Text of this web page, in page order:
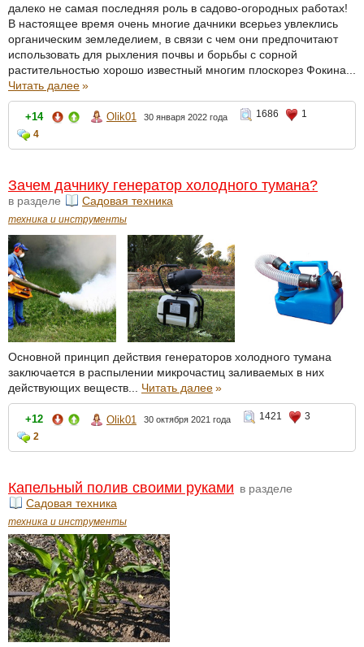
далеко не самая последняя роль в садово-огородных работах!
В настоящее время очень многие дачники всерьез увлеклись
органическим земледелием, в связи с чем они предпочитают
использовать для рыхления почвы и борьбы с сорной
растительностью хорошо известный многим плоскорез Фокина...
Читать далее»
+14 Olik01 30 января 2022 года 1686
1
4
Зачем дачнику генератор холодного тумана?
в разделе Садовая техника
техника и инструменты
Основной принцип действия генераторов холодного тумана
заключается в распылении микрочастиц заливаемых в них
действующих веществ... Читать далее»
+12 Olik01 30 октября 2021 года 1421
3
2
Капельный полив своими руками в разделе
Садовая техника
техника и инструменты